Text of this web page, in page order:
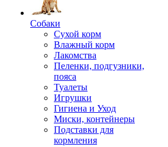
Собаки
Сухой корм
Влажный корм
Лакомства
Пеленки, подгузники,
пояса
Туалеты
Игрушки
Гигиена и Уход
Миски, контейнеры
Подставки для
кормления